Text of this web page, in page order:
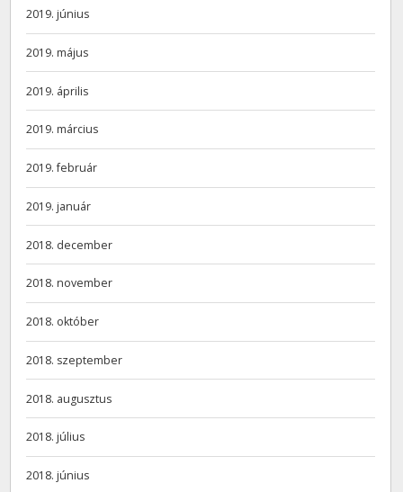
2019. június
2019. május
2019. április
2019. március
2019. február
2019. január
2018. december
2018. november
2018. október
2018. szeptember
2018. augusztus
2018. július
2018. június